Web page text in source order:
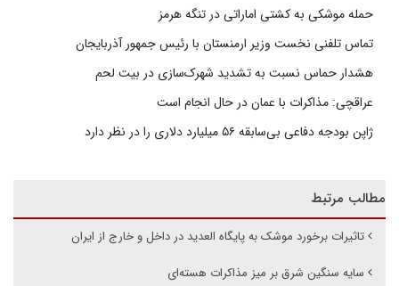
حمله موشکی به کشتی اماراتی در تنگه هرمز
تماس تلفنی نخست وزیر ارمنستان با رئیس جمهور آذربایجان
هشدار حماس نسبت به تشدید شهرک‌سازی در بیت‌ لحم
عراقچی: مذاکرات با عمان در حال انجام است
ژاپن بودجه دفاعی بی‌سابقه ۵۶ میلیارد دلاری را در نظر دارد
مطالب مرتبط
تاثیرات برخورد موشک به پایگاه العدید در داخل و خارج از ایران
سایه سنگین شرق بر میز مذاکرات هسته‌ای